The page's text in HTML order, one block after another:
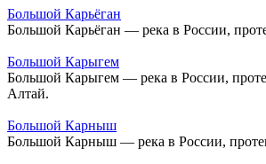
Большой Карьёган
Большой Карьёган — река в России,
Большой Карыгем
Большой Карыгем — река в России,
Алтай.
Большой Карныш
Большой Карныш — река в России,